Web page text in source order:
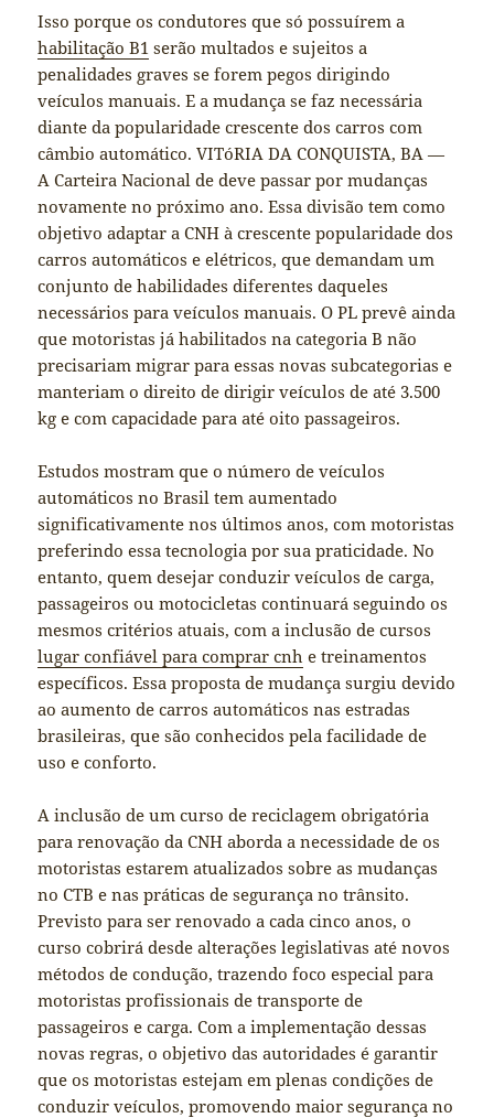
Isso porque os condutores que só possuírem a
habilitação B1 serão multados e sujeitos a
penalidades graves se forem pegos dirigindo
veículos manuais. E a mudança se faz necessária
diante da popularidade crescente dos carros com
câmbio automático. VITóRIA DA CONQUISTA, BA —
A Carteira Nacional de deve passar por mudanças
novamente no próximo ano. Essa divisão tem como
objetivo adaptar a CNH à crescente popularidade dos
carros automáticos e elétricos, que demandam um
conjunto de habilidades diferentes daqueles
necessários para veículos manuais. O PL prevê ainda
que motoristas já habilitados na categoria B não
precisariam migrar para essas novas subcategorias e
manteriam o direito de dirigir veículos de até 3.500
kg e com capacidade para até oito passageiros.
Estudos mostram que o número de veículos
automáticos no Brasil tem aumentado
significativamente nos últimos anos, com motoristas
preferindo essa tecnologia por sua praticidade. No
entanto, quem desejar conduzir veículos de carga,
passageiros ou motocicletas continuará seguindo os
mesmos critérios atuais, com a inclusão de cursos
lugar confiável para comprar cnh e treinamentos
específicos. Essa proposta de mudança surgiu devido
ao aumento de carros automáticos nas estradas
brasileiras, que são conhecidos pela facilidade de
uso e conforto.
A inclusão de um curso de reciclagem obrigatória
para renovação da CNH aborda a necessidade de os
motoristas estarem atualizados sobre as mudanças
no CTB e nas práticas de segurança no trânsito.
Previsto para ser renovado a cada cinco anos, o
curso cobrirá desde alterações legislativas até novos
métodos de condução, trazendo foco especial para
motoristas profissionais de transporte de
passageiros e carga. Com a implementação dessas
novas regras, o objetivo das autoridades é garantir
que os motoristas estejam em plenas condições de
conduzir veículos, promovendo maior segurança no